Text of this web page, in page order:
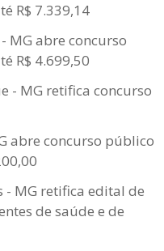
R$ 7.339,14
MG abre concurso
R$ 4.699,50
- MG retifica concurso
abre concurso público
- MG retifica edital de
de saúde e de